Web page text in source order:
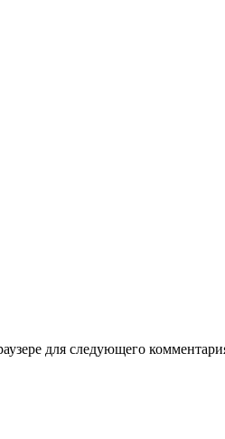
для следующего